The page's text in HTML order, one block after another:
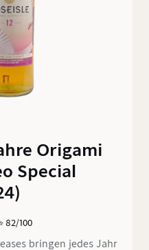
Origami
Special
82/100
bringen jedes Jahr